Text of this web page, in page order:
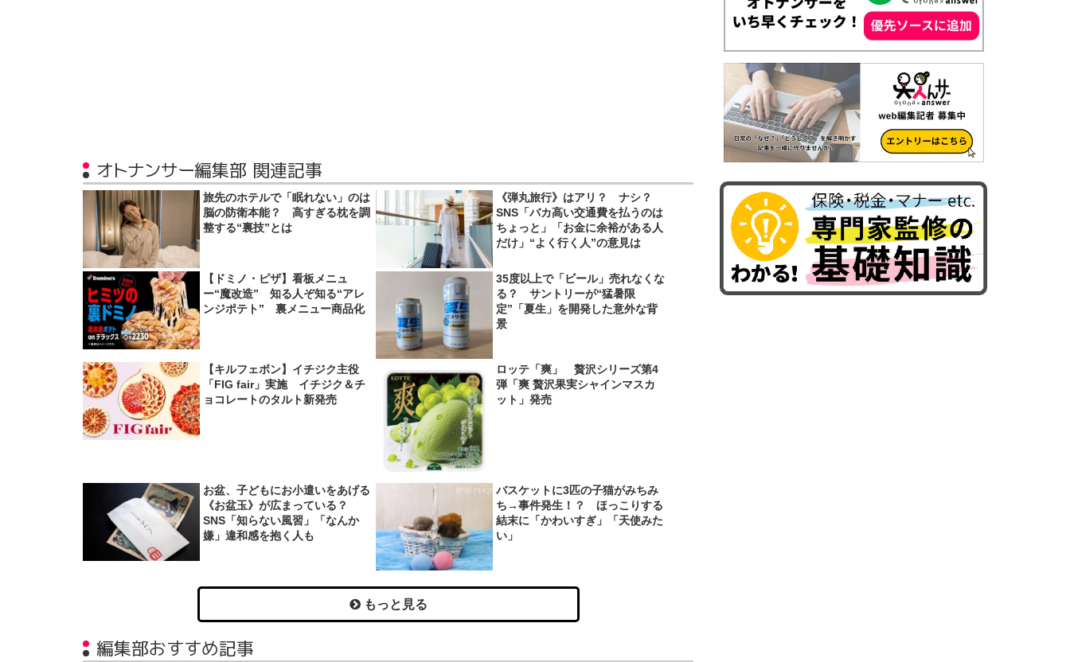
オトナンサー編集部 関連記事
旅先のホテルで「眠れない」のは
脳の防衛本能？ 高すぎる枕を調
整する“裏技”とは
《弾丸旅行》はアリ？ ナシ？
SNS「バカ高い交通費を払うのは
ちょっと」「お金に余裕がある人
だけ」“よく行く人”の意見は
【ドミノ・ピザ】看板メニュ
ー“魔改造” 知る人ぞ知る“アレ
ンジポテト” 裏メニュー商品化
35度以上で「ビール」売れなくな
る？ サントリーが“猛暑限
定”「夏生」を開発した意外な背
景
【キルフェボン】イチジク主役
「FIG fair」実施 イチジク＆チ
ョコレートのタルト新発売
ロッテ「爽」 贅沢シリーズ第4
弾「爽 贅沢果実シャインマスカ
ット」発売
お盆、子どもにお小遣いをあげる
《お盆玉》が広まっている？
SNS「知らない風習」「なんか
嫌」違和感を抱く人も
バスケットに3匹の子猫がみちみ
ち→事件発生！？ ほっこりする
結末に「かわいすぎ」「天使みた
い」
もっと見る
編集部おすすめ記事